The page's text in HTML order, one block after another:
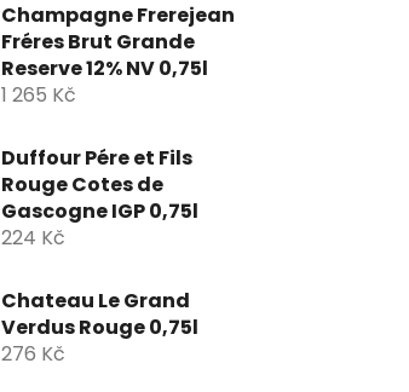
Champagne Frerejean
Fréres Brut Grande
Reserve 12% NV 0,75l
1 265 Kč
Duffour Pére et Fils
Rouge Cotes de
Gascogne IGP 0,75l
224 Kč
Chateau Le Grand
Verdus Rouge 0,75l
276 Kč